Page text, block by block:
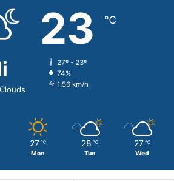
23 ℃
27º - 23º
74%
1.56 km/h
27 ℃
Mon
28 ℃
Tue
27 ℃
Wed